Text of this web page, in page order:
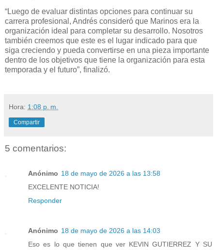
“Luego de evaluar distintas opciones para continuar su
carrera profesional, Andrés consideró que Marinos era la
organización ideal para completar su desarrollo. Nosotros
también creemos que este es el lugar indicado para que
siga creciendo y pueda convertirse en una pieza importante
dentro de los objetivos que tiene la organización para esta
temporada y el futuro”, finalizó.
Hora: 1:08 p. m.
Compartir
5 comentarios:
Anónimo 18 de mayo de 2026 a las 13:58
EXCELENTE NOTICIA!
Responder
Anónimo 18 de mayo de 2026 a las 14:03
Eso es lo que tienen que ver KEVIN GUTIERREZ Y SU